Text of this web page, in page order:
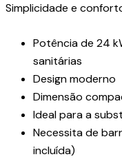
Simplicidade e
Potência de 24
sanitárias
Design moderno
Dimensão
Ideal para a
Necessita de
incluída)